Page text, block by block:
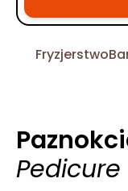
Fryzjerstwo
Pedicure